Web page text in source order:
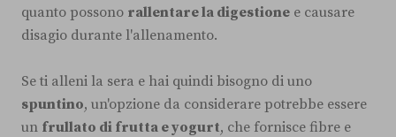
quanto possono rallentare la digestione e causare
disagio durante l'allenamento.
Se ti alleni la sera e hai quindi bisogno di uno
spuntino, un'opzione da considerare potrebbe essere
un frullato di frutta e yogurt, che fornisce fibre e